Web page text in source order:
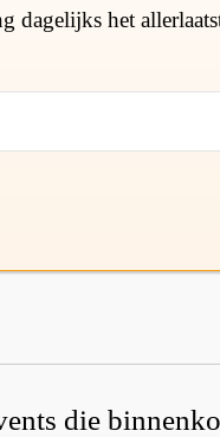
dagelijks het
die